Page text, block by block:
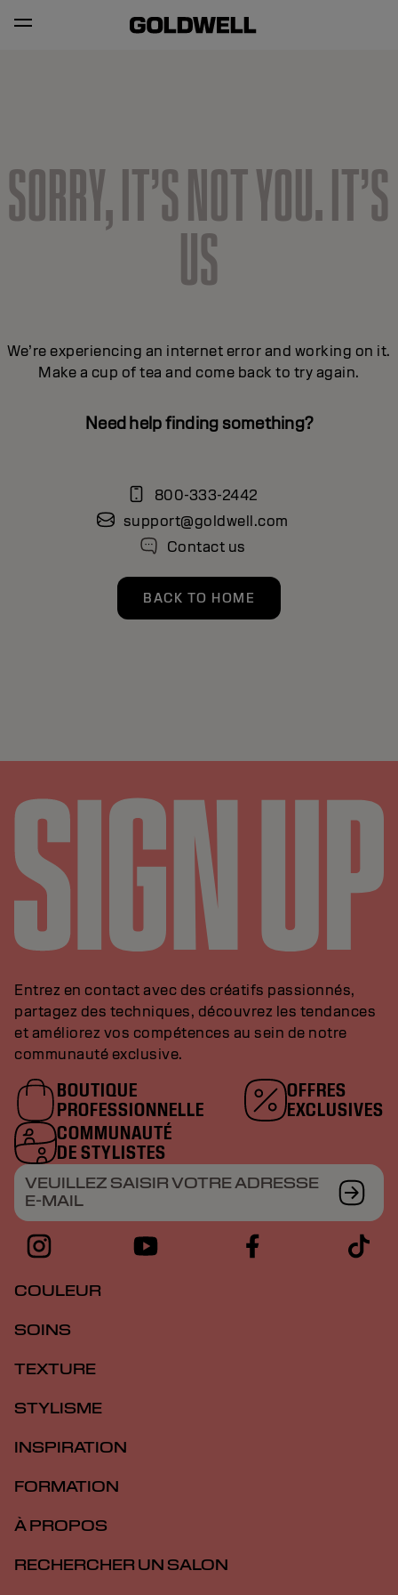
SORRY, IT’S NOT YOU. IT’S
US
We’re experiencing an internet error and working on it.
Make a cup of tea and come back to try again.
Need help finding something?
800-333-2442
support@goldwell.com
Contact us
BACK TO HOME
Entrez en contact avec des créatifs passionnés,
partagez des techniques, découvrez les tendances
et améliorez vos compétences au sein de notre
communauté exclusive.
BOUTIQUE
PROFESSIONNELLE
OFFRES
EXCLUSIVES
COMMUNAUTÉ
DE STYLISTES
VEUILLEZ SAISIR VOTRE ADRESSE
E-MAIL
COULEUR
SOINS
TEXTURE
STYLISME
INSPIRATION
FORMATION
À PROPOS
RECHERCHER UN SALON